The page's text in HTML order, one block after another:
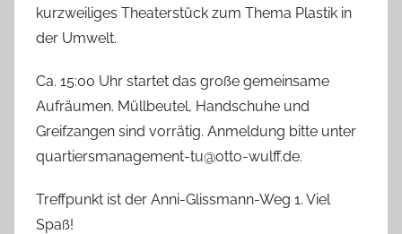
e
s
c
h
kurzweiliges Theaterstück zum Thema Plastik in
der Umwelt.
Ca. 15:00 Uhr startet das große gemeinsame
Aufräumen. Müllbeutel, Handschuhe und
Greifzangen sind vorrätig. Anmeldung bitte unter
quartiersmanagement-tu@otto-wulff.de.
Treffpunkt ist der Anni-Glissmann-Weg 1. Viel
Spaß!